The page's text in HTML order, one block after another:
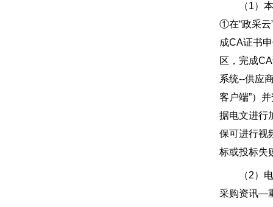
（1）本项
①在“政采
成CA证书
区，完成
系统--供应
客户端”）
据电文进行
保可进行视
标或投标失
（2）电
采购资讯—